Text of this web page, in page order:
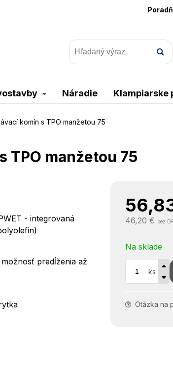
Náradie Klampiarske
komín s TPO manžetou 75
TPO manžetou 75
46,20 € bez
Na sklade
ks
Otázka na
- integrovaná
predĺženia až